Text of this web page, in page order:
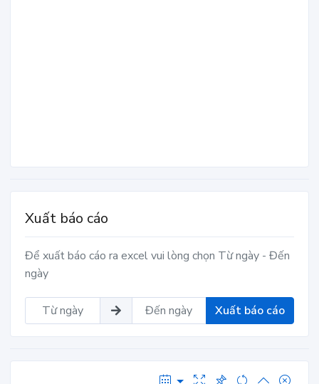
Xuất báo cáo
Để xuất báo cáo ra excel vui lòng chọn Từ ngày - Đến
ngày
Xuất báo cáo